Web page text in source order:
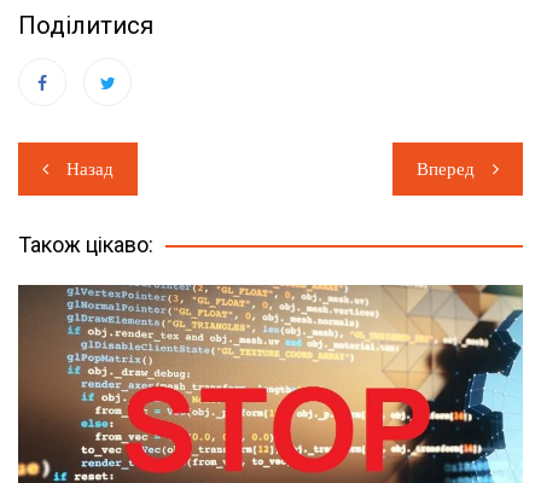
Поділитися
Навігація
записів
Назад Вперед
Також цікаво: